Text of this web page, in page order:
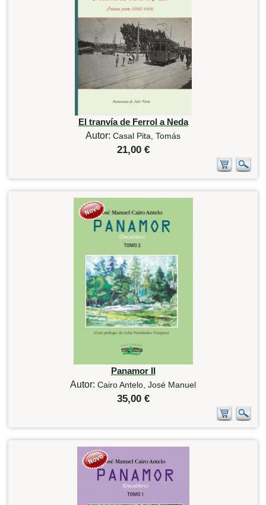
El tranvía de Ferrol a Neda
Autor: Casal Pita, Tomás
21,00 €
Panamor II
Autor: Cairo Antelo, José Manuel
35,00 €